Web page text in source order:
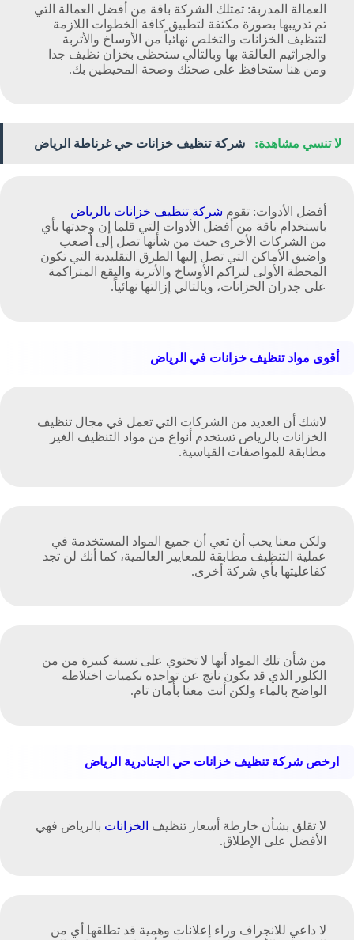
العمالة المدربة: تمتلك الشركة باقة من أفضل العمالة التي
تم تدريبها بصورة مكثفة لتطبيق كافة الخطوات اللازمة
لتنظيف الخزانات والتخلص نهائياً من الأوساخ والأتربة
والجراثيم العالقة بها وبالتالي ستحظى بخزان نظيف جدا
ومن هنا ستحافظ على صحتك وصحة المحيطين بك.
لا تنسي مشاهدة: شركة تنظيف خزانات حي غرناطة الرياض
أفضل الأدوات: تقوم شركة تنظيف خزانات بالرياض
باستخدام باقة من أفضل الأدوات التي قلما إن وجدتها بأي
من الشركات الأخرى حيث من شأنها تصل إلى أصعب
واضيق الأماكن التي تصل إليها الطرق التقليدية التي تكون
المحطة الأولى لتراكم الأوساخ والأتربة والبقع المتراكمة
على جدران الخزانات، وبالتالي إزالتها نهائياً.
أقوى مواد تنظيف خزانات في الرياض
لاشك أن العديد من الشركات التي تعمل في مجال تنظيف
الخزانات بالرياض تستخدم أنواع من مواد التنظيف الغير
مطابقة للمواصفات القياسية.
ولكن معنا يحب أن تعي أن جميع المواد المستخدمة في
عملية التنظيف مطابقة للمعايير العالمية، كما أنك لن تجد
كفاعليتها بأي شركة أخرى.
من شأن تلك المواد أنها لا تحتوي على نسبة كبيرة من من
الكلور الذي قد يكون ناتج عن تواجده بكميات اختلاطه
الواضح بالماء ولكن أنت معنا بأمان تام.
ارخص شركة تنظيف خزانات حي الجنادرية الرياض
لا تقلق بشأن خارطة أسعار تنظيف الخزانات بالرياض فهي
الأفضل على الإطلاق.
لا داعي للانجراف وراء إعلانات وهمية قد تطلقها أي من